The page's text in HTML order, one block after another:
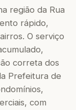
região da Rua
rápido,
O serviço
correta dos
Prefeitura de
com